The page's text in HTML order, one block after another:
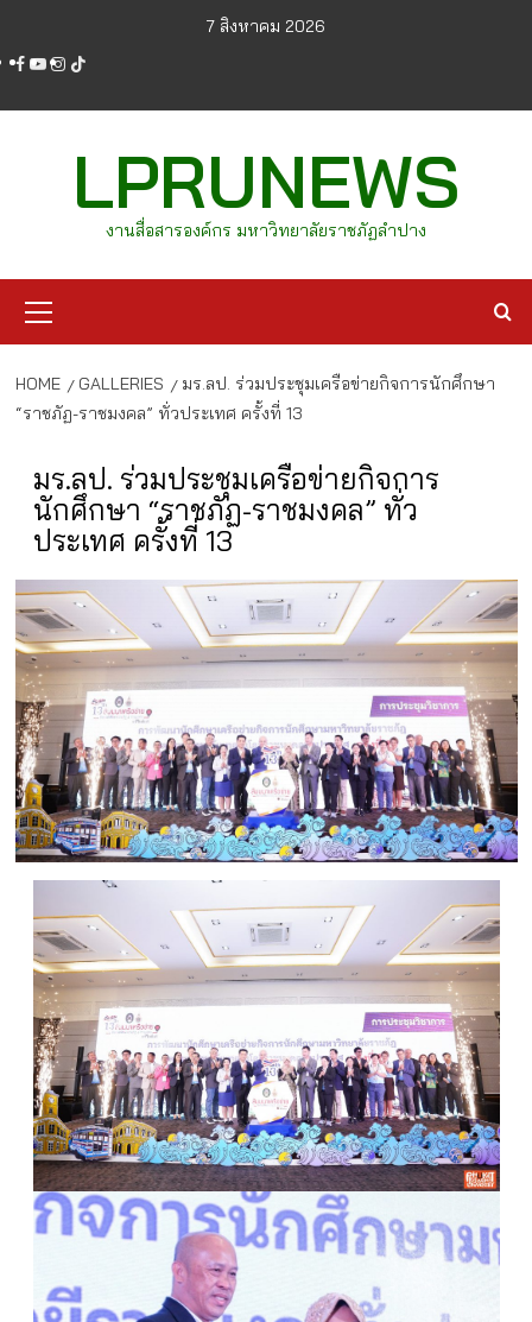
content
7 สิงหาคม 2026
facebook
youtube
instagram
tiktok
LPRUNEWS
งานสื่อสารองค์กร มหาวิทยาลัยราชภัฏลำปาง
Menu
HOME GALLERIES
มร.ลป. ร่วมประชุมเครือข่ายกิจการนักศึกษา
“ราชภัฏ-ราชมงคล” ทั่วประเทศ ครั้งที่ 13
มร.ลป. ร่วมประชุมเครือข่ายกิจการ
นักศึกษา “ราชภัฏ-ราชมงคล” ทั่ว
ประเทศ ครั้งที่ 13